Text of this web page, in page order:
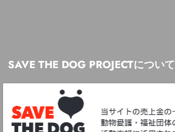
SAVE THE DOG PROJECTについて